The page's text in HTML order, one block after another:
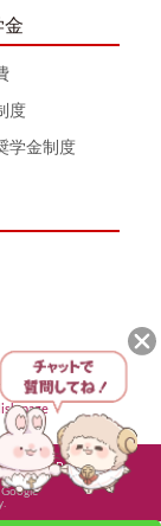
金
度
学金制度
問い合わせ
page
Rights Reserved